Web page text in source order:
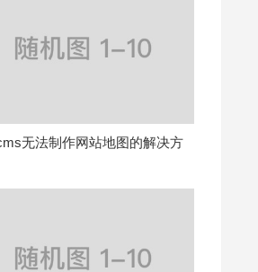
无法制作网站地图的解决方